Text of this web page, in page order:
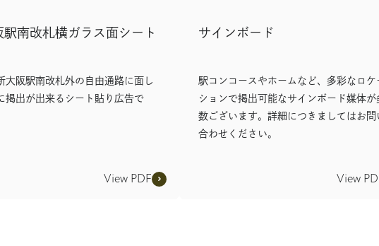
駅南改札横ガラス面シート
大阪駅南改札外の自由通路に面し
掲出が出来るシート貼り広告で
View PDF
サインボード
駅コンコースやホームなど、多彩なロケ
ションで掲出可能なサインボード媒体が
数ございます。詳細につきましてはお問
合わせください。
View